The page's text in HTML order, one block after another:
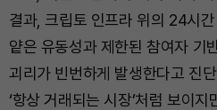
결과, 크립토 인프라 위의 24시
얕은 유동성과 제한된 참여자 기
괴리가 빈번하게 발생한다고 진
‘항상 거래되는 시장’처럼 보이